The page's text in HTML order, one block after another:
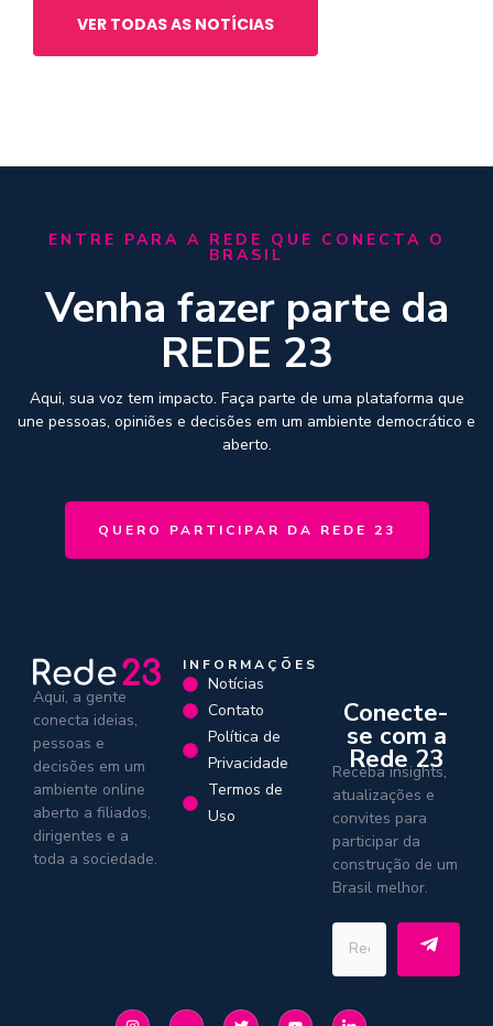
VER TODAS AS NOTÍCIAS
ENTRE PARA A REDE QUE CONECTA O
BRASIL
Venha fazer parte da
REDE 23
Aqui, sua voz tem impacto. Faça parte de uma plataforma que
une pessoas, opiniões e decisões em um ambiente democrático e
aberto.
QUERO PARTICIPAR DA REDE 23
Aqui, a gente
conecta ideias,
pessoas e
decisões em um
ambiente online
aberto a filiados,
dirigentes e a
toda a sociedade.
INFORMAÇÕES
Notícias
Contato
Política de
Privacidade
Termos de
Uso
Conecte-
se com a
Rede 23
Receba insights,
atualizações e
convites para
participar da
construção de um
Brasil melhor.